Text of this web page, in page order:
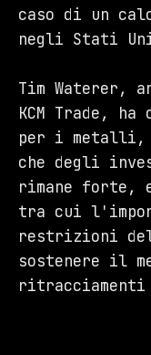
caso di un
negli Stati
Tim Waterer,
KCM Trade,
per i metalli,
che degli
rimane
tra cui
restrizioni
sostenere il
ritracciamenti